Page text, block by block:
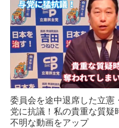
委員会を途中退席した立憲
党に抗議！私の貴重な質疑
不明な動画をアップ